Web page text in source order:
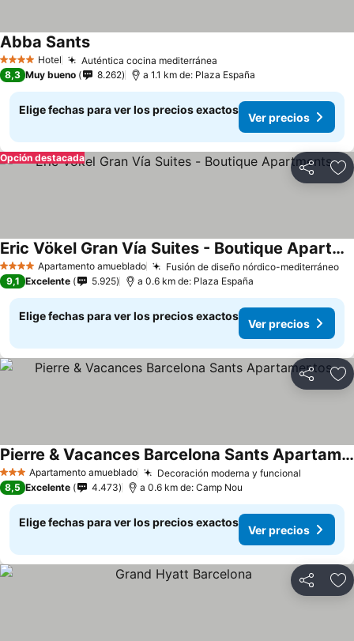
4 EstrellasHotel Auténtica cocina mediterránea
Abba Sants
8,3 Muy bueno 8.262 a 1.1 km de: Plaza España
Elige fechas para ver los precios exactos
Ver precios
Compartir
Opción destacada
4 EstrellasApartamento amueblado Fusión de diseño nórdico-mediterráneo
Eric Vökel Gran Vía Suites - Boutique Apartments
9,1 Excelente 5.925 a 0.6 km de: Plaza España
Elige fechas para ver los precios exactos
Ver precios
Compartir
3 EstrellasApartamento amueblado Decoración moderna y funcional
Pierre & Vacances Barcelona Sants Apartamentos
8,5 Excelente 4.473 a 0.6 km de: Camp Nou
Elige fechas para ver los precios exactos
Ver precios
Compartir